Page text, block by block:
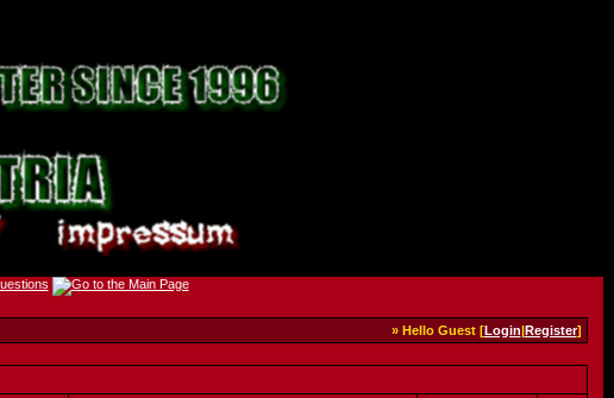
» Hello Guest [Login|Register]